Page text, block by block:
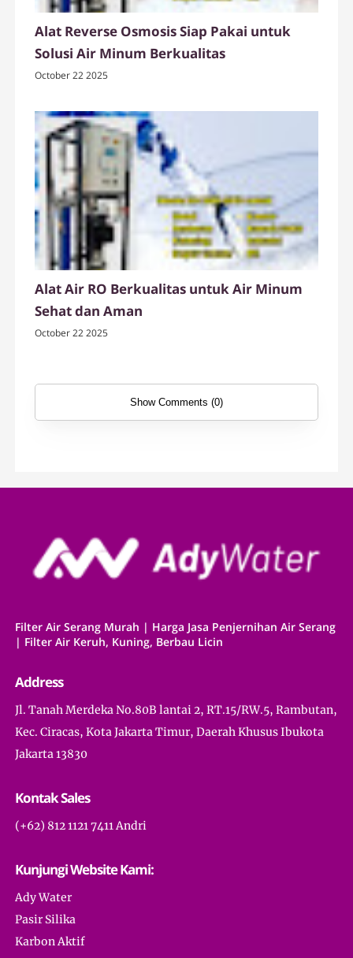
Alat Reverse Osmosis Siap Pakai untuk
Solusi Air Minum Berkualitas
October 22 2025
Alat Air RO Berkualitas untuk Air Minum
Sehat dan Aman
October 22 2025
Show Comments (0)
Filter Air Serang Murah | Harga Jasa Penjernihan Air Serang
| Filter Air Keruh, Kuning, Berbau Licin
Address
Jl. Tanah Merdeka No.80B lantai 2, RT.15/RW.5, Rambutan,
Kec. Ciracas, Kota Jakarta Timur, Daerah Khusus Ibukota
Jakarta 13830
Kontak Sales
(+62) 812 1121 7411 Andri
Kunjungi Website Kami:
Ady Water
Pasir Silika
Karbon Aktif